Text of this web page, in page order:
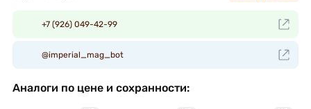
+7 (926) 049-42-99
@imperial_mag_bot
Аналоги по цене и сохранности: